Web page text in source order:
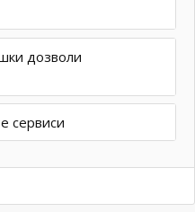
дозволи
сервиси